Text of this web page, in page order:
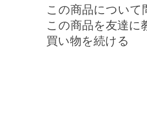
この商品について
この商品を友達に
買い物を続ける